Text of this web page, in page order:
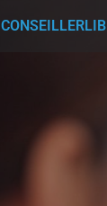
CONSEILLERLIB